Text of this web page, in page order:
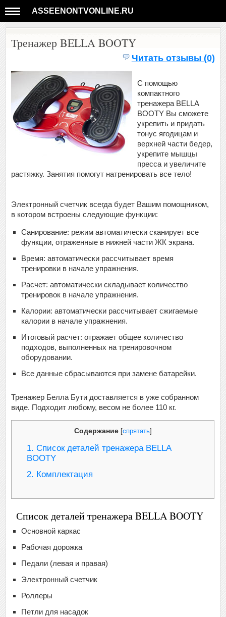
ASSEENONTVONLINE.RU
Тренажер BELLA BOOTY
Читать отзывы (0)
С помощью
компактного
тренажера BELLA
BOOTY Вы сможете
укрепить и придать
тонус ягодицам и
верхней части бедер,
укрепите мышцы
пресса и увеличите
растяжку. Занятия помогут натренировать все тело!
Электронный счетчик всегда будет Вашим помощником,
в котором встроены следующие функции:
Санирование: режим автоматически сканирует все
функции, отраженные в нижней части ЖК экрана.
Время: автоматически рассчитывает время
тренировки в начале упражнения.
Расчет: автоматически складывает количество
тренировок в начале упражнения.
Калории: автоматически рассчитывает сжигаемые
калории в начале упражнения.
Итоговый расчет: отражает общее количество
подходов, выполненных на тренировочном
оборудовании.
Все данные сбрасываются при замене батарейки.
Тренажер Белла Бути доставляется в уже собранном
виде. Подходит любому, весом не более 110 кг.
Содержание [спрятать]
1. Список деталей тренажера BELLA
BOOTY
2. Комплектация
Список деталей тренажера BELLA BOOTY
Основной каркас
Рабочая дорожка
Педали (левая и правая)
Электронный счетчик
Роллеры
Петли для насадок